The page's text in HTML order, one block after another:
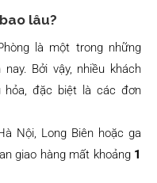
lâu?
là một trong những
Bởi vậy, nhiều khách
hỏa, đặc biệt là các đơn
Nội, Long Biên hoặc ga
giao hàng mất khoảng 1